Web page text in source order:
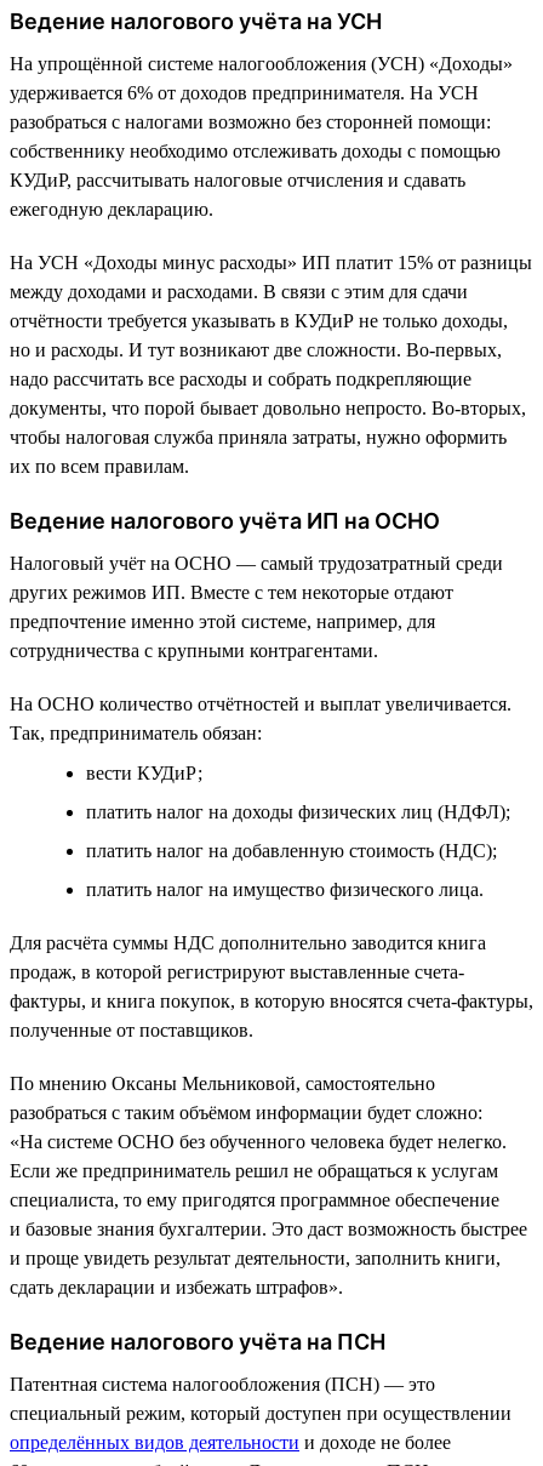
Ведение налогового учёта на УСН
На упрощённой системе налогообложения (УСН) «Доходы»
удерживается 6% от доходов предпринимателя. На УСН
разобраться с налогами возможно без сторонней помощи:
собственнику необходимо отслеживать доходы с помощью
КУДиР, рассчитывать налоговые отчисления и сдавать
ежегодную декларацию.
На УСН «Доходы минус расходы» ИП платит 15% от разницы
между доходами и расходами. В связи с этим для сдачи
отчётности требуется указывать в КУДиР не только доходы,
но и расходы. И тут возникают две сложности. Во-первых,
надо рассчитать все расходы и собрать подкрепляющие
документы, что порой бывает довольно непросто. Во-вторых,
чтобы налоговая служба приняла затраты, нужно оформить
их по всем правилам.
Ведение налогового учёта ИП на ОСНО
Налоговый учёт на ОСНО — самый трудозатратный среди
других режимов ИП. Вместе с тем некоторые отдают
предпочтение именно этой системе, например, для
сотрудничества с крупными контрагентами.
На ОСНО количество отчётностей и выплат увеличивается.
Так, предприниматель обязан:
вести КУДиР;
платить налог на доходы физических лиц (НДФЛ);
платить налог на добавленную стоимость (НДС);
платить налог на имущество физического лица.
Для расчёта суммы НДС дополнительно заводится книга
продаж, в которой регистрируют выставленные счета-
фактуры, и книга покупок, в которую вносятся счета-фактуры,
полученные от поставщиков.
По мнению Оксаны Мельниковой, самостоятельно
разобраться с таким объёмом информации будет сложно:
«На системе ОСНО без обученного человека будет нелегко.
Если же предприниматель решил не обращаться к услугам
специалиста, то ему пригодятся программное обеспечение
и базовые знания бухгалтерии. Это даст возможность быстрее
и проще увидеть результат деятельности, заполнить книги,
сдать декларации и избежать штрафов».
Ведение налогового учёта на ПСН
Патентная система налогообложения (ПСН) — это
специальный режим, который доступен при осуществлении
определённых видов деятельности и доходе не более